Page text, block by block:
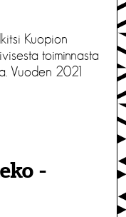
Kuopion
toiminnasta
Vuoden 2021
-